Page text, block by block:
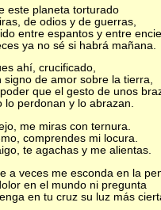
este planeta torturado
de odios y de guerras,
entre espantos y entre
ya no sé si habrá mañana.
ahí, crucificado,
signo de amor sobre la tierra,
que el gesto de unos
lo perdonan y lo abrazan.
me miras con ternura.
comprendes mi locura.
te agachas y me alientas.
a veces me esconda en la
en el mundo ni pregunta
en tu cruz su luz más